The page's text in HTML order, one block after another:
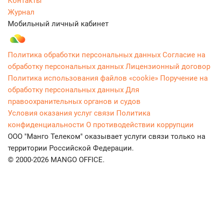
Журнал
Мобильный личный кабинет
Политика обработки персональных данных Согласие на
обработку персональных данных Лицензионный договор
Политика использования файлов «cookie» Поручение на
обработку персональных данных Для
правоохранительных органов и судов
Условия оказания услуг связи Политика
конфиденциальности О противодействии коррупции
ООО "Манго Телеком" оказывает услуги связи только на
территории Российской Федерации.
© 2000-2026 MANGO OFFICE.